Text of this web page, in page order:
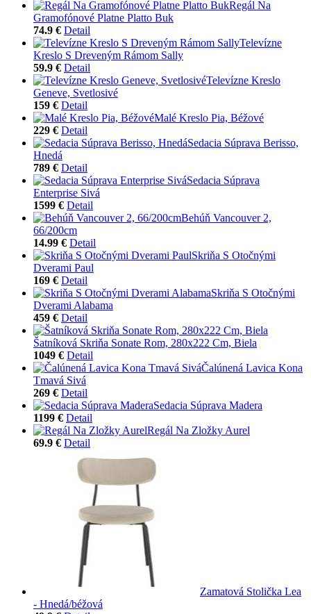
Regál Na
Gramofónové Platne Platto Buk
74.9 € Detail
Televízne
Kreslo S Dreveným Rámom Sally
59.9 € Detail
Televízne Kreslo
Geneve, Svetlosivé
159 € Detail
Malé Kreslo Pia, Béžové
229 € Detail
Sedacia Súprava Berisso,
Hnedá
789 € Detail
Sedacia Súprava
Enterprise Sivá
1599 € Detail
Behúň Vancouver 2,
66/200cm
14.99 € Detail
Skriňa S Otočnými
Dverami Paul
169 € Detail
Skriňa S Otočnými
Dverami Alabama
459 € Detail
Šatníková Skriňa Sonate Rom, 280x222 Cm, Biela
1049 € Detail
Čalúnená Lavica Kona
Tmavá Sivá
269 € Detail
Sedacia Súprava Madera
1199 € Detail
Regál Na Zložky Aurel
69.9 € Detail
Zamatová Stolička Lea
- Hnedá/béžová